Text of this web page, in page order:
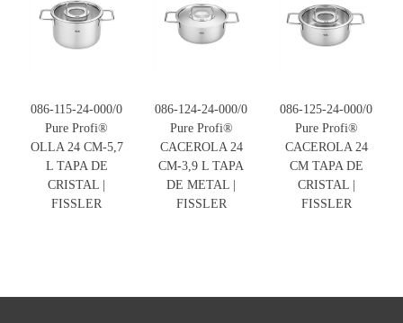
086-115-24-000/0
Pure Profi®
OLLA 24 CM-5,7
L TAPA DE
CRISTAL |
FISSLER
086-124-24-000/0
Pure Profi®
CACEROLA 24
CM-3,9 L TAPA
DE METAL |
FISSLER
086-125-24-000/0
Pure Profi®
CACEROLA 24
CM TAPA DE
CRISTAL |
FISSLER